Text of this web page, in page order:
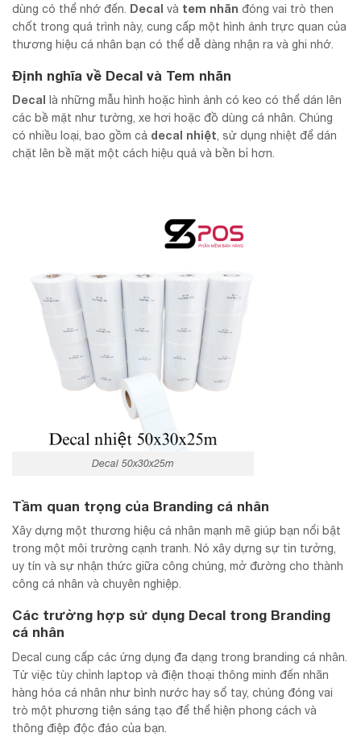
dùng có thể nhớ đến. Decal và tem nhãn đóng vai trò then
chốt trong quá trình này, cung cấp một hình ảnh trực quan của
thương hiệu cá nhân bạn có thể dễ dàng nhận ra và ghi nhớ.
Định nghĩa về Decal và Tem nhãn
Decal là những mẫu hình hoặc hình ảnh có keo có thể dán lên
các bề mặt như tường, xe hơi hoặc đồ dùng cá nhân. Chúng
có nhiều loại, bao gồm cả decal nhiệt, sử dụng nhiệt để dán
chặt lên bề mặt một cách hiệu quả và bền bỉ hơn.
Decal 50x30x25m
Tầm quan trọng của Branding cá nhân
Xây dựng một thương hiệu cá nhân mạnh mẽ giúp bạn nổi bật
trong một môi trường cạnh tranh. Nó xây dựng sự tin tưởng,
uy tín và sự nhận thức giữa công chúng, mở đường cho thành
công cá nhân và chuyên nghiệp.
Các trường hợp sử dụng Decal trong Branding
cá nhân
Decal cung cấp các ứng dụng đa dạng trong branding cá nhân.
Từ việc tùy chỉnh laptop và điện thoại thông minh đến nhãn
hàng hóa cá nhân như bình nước hay sổ tay, chúng đóng vai
trò một phương tiện sáng tạo để thể hiện phong cách và
thông điệp độc đáo của bạn.